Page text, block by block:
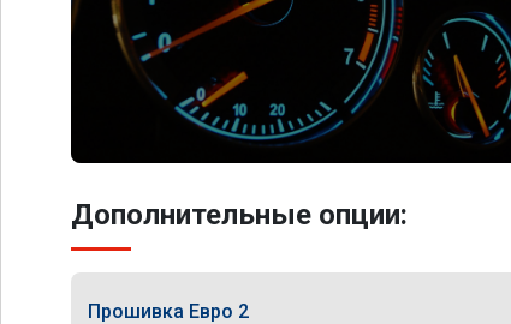
Дополнительные опции:
Прошивка Евро 2